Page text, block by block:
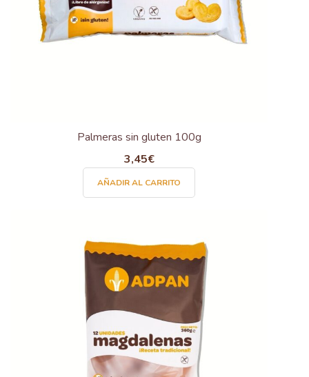
Palmeras sin gluten 100g
3,45€
AÑADIR AL CARRITO